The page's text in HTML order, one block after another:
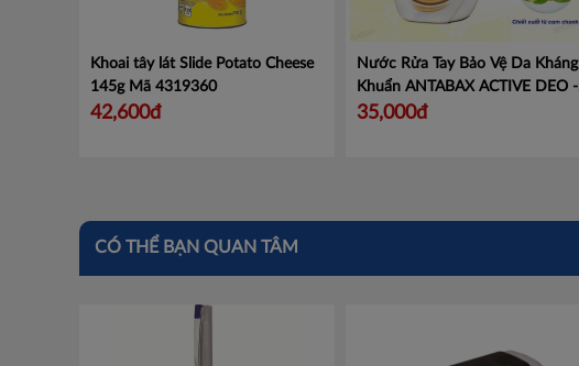
Khoai tây lát Slide Potato Cheese
145g Mã 4319360
42,600đ
Nước Rửa Tay Bảo Vệ Da Kháng
Khuẩn ANTABAX ACTIVE DEO -
Năng động
35,000đ
CÓ THỂ BẠN QUAN TÂM